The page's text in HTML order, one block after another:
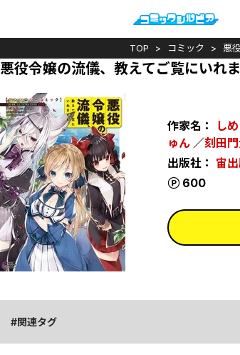
TOP コミック 悪
悪役令嬢の流儀、教えてご覧にいれ
作家名： し
ゅん ／刻田
出版社： 宙
600
ポイント
関連タグ